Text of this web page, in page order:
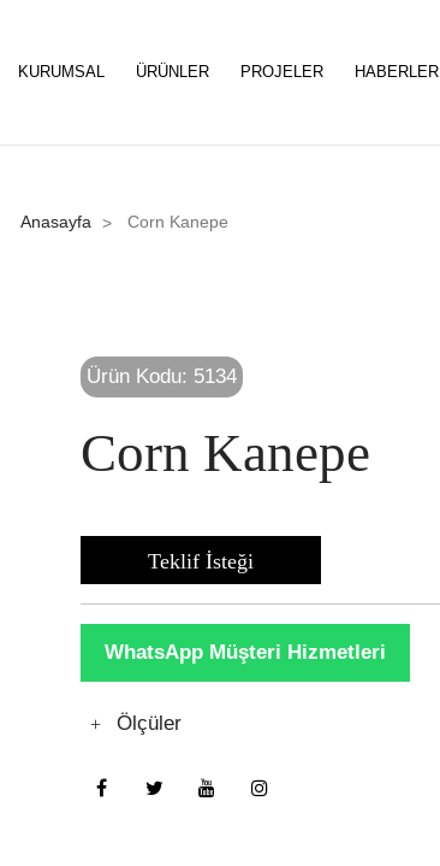
KURUMSAL ÜRÜNLER PROJELER HABERLER
Anasayfa > Corn Kanepe
Ürün Kodu: 5134
Corn Kanepe
Teklif İsteği
WhatsApp Müşteri Hizmetleri
Ölçüler